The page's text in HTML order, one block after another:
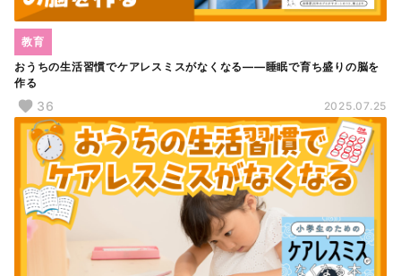
おうちの生活習慣でケアレスミスがなくなる――睡眠で育ち盛りの脳を
作る
教育
36 2025.07.25